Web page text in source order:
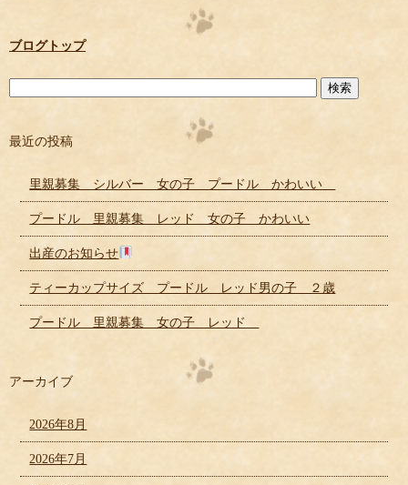
ブログトップ
最近の投稿
里親募集 シルバー 女の子 プードル かわいい
プードル 里親募集 レッド 女の子 かわいい
出産のお知らせ
ティーカップサイズ プードル レッド男の子 ２歳
プードル 里親募集 女の子 レッド
アーカイブ
2026年8月
2026年7月